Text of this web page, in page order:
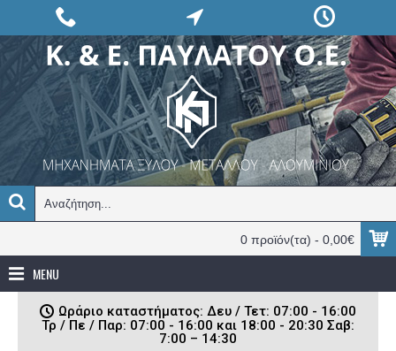
0 προϊόν(τα) - 0,00€
MENU
Ωράριο καταστήματος: Δευ / Τετ: 07:00 - 16:00
Τρ / Πε / Παρ: 07:00 - 16:00 και 18:00 - 20:30 Σαβ:
7:00 – 14:30